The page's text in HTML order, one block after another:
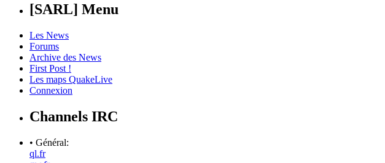
[SARL] Menu
Les News
Forums
Archive des News
First Post !
Les maps QuakeLive
Connexion
Channels IRC
• Général:
ql.fr